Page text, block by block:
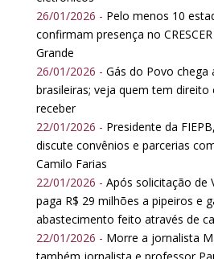
26/01/2026 - Pelo menos 10
confirmam presença no
Grande
26/01/2026 - Gás do Povo chega
brasileiras; veja quem tem direito
receber
22/01/2026 - Presidente da
discute convênios e parcerias
Camilo Farias
22/01/2026 - Após solicitação de
paga R$ 29 milhões a pipeiros e
abastecimento feito através de
22/01/2026 - Morre a jornalista